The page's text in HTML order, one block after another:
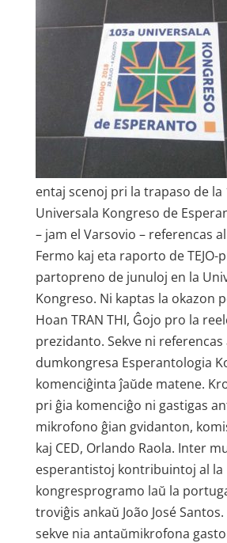
entaj scenoj pri la trapaso de la
Universala Kongreso de
– jam el Varsovio – referencas
Fermo kaj eta raporto de
partopreno de junuloj en la
Kongreso. Ni kaptas la okazon
Hoan TRAN THI, Ĝojo pro la
prezidanto. Sekve ni referencas
dumkongresa Esperantologia
komenciĝinta ĵaŭde matene.
pri ĝia komenciĝo ni gastigas
mikrofono ĝian gvidanton,
kaj CED, Orlando Raola. Inter
esperantistoj kontribuintoj al la
kongresprogramo laŭ la
troviĝis ankaŭ João José
sekve nia antaŭmikrofona